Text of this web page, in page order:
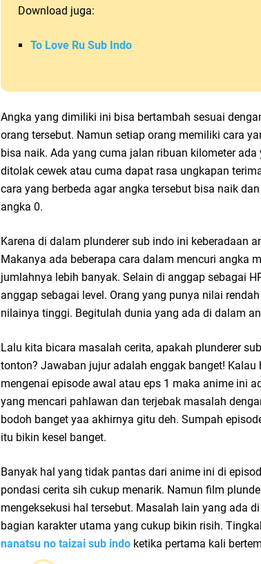
Download juga:
To Love Ru Sub Indo
Angka yang dimiliki ini bisa bertambah sesuai
orang tersebut. Namun setiap orang memiliki cara
bisa naik. Ada yang cuma jalan ribuan kilometer
ditolak cewek atau cuma dapat rasa ungkapan
cara yang berbeda agar angka tersebut bisa naik
angka 0.
Karena di dalam plunderer sub indo ini keberadaan
Makanya ada beberapa cara dalam mencuri angka
jumlahnya lebih banyak. Selain di anggap sebagai
anggap sebagai level. Orang yang punya nilai
nilainya tinggi. Begitulah dunia yang ada di dalam
Lalu kita bicara masalah cerita, apakah plunderer
tonton? Jawaban jujur adalah enggak banget!
mengenai episode awal atau eps 1 maka anime ini
yang mencari pahlawan dan terjebak masalah
bodoh banget yaa akhirnya gitu deh. Sumpah
itu bikin kesel banget.
Banyak hal yang tidak pantas dari anime ini di
pondasi cerita sih cukup menarik. Namun film
mengeksekusi hal tersebut. Masalah lain yang ada
bagian karakter utama yang cukup bikin risih.
nanatsu no taizai sub indo ketika pertama kali